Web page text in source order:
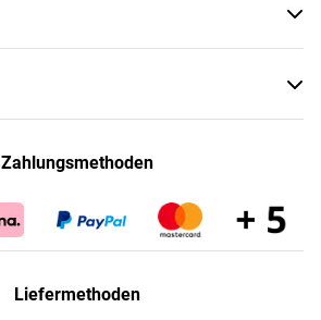
Zahlungsmethoden
Liefermethoden